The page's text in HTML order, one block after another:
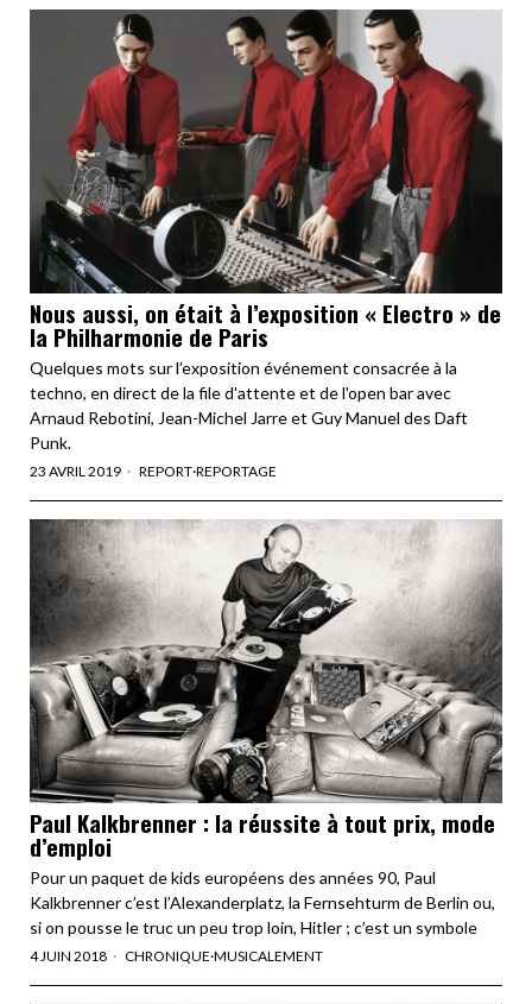
Nous aussi, on était à l’exposition « Electro » de
la Philharmonie de Paris
Quelques mots sur l’exposition événement consacrée à la
techno, en direct de la file d'attente et de l'open bar avec
Arnaud Rebotini, Jean-Michel Jarre et Guy Manuel des Daft
Punk.
23 AVRIL 2019 REPORT·REPORTAGE
Paul Kalkbrenner : la réussite à tout prix, mode
d’emploi
Pour un paquet de kids européens des années 90, Paul
Kalkbrenner c’est l’Alexanderplatz, la Fernsehturm de Berlin ou,
si on pousse le truc un peu trop loin, Hitler ; c’est un symbole
4 JUIN 2018 CHRONIQUE·MUSICALEMENT